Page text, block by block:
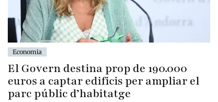
Economia
El Govern destina prop de 190.000
euros a captar edificis per ampliar el
parc públic d’habitatge